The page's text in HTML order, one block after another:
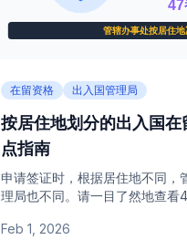
在留资格 出入国管理局
按居住地划分的出入国
点指南
申请签证时，根据居住地不同，
理局也不同。请一目了然地查看
Feb 1, 2026